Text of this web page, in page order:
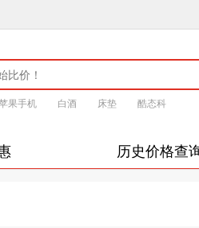
果手机 白酒 床垫 酷态科
历史价格查